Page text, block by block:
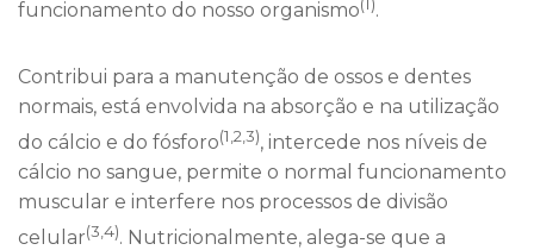
funcionamento do nosso organismo .
Contribui para a manutenção de ossos e dentes
normais, está envolvida na absorção e na utilização
do cálcio e do fósforo(1,2,3), intercede nos níveis de
cálcio no sangue, permite o normal funcionamento
muscular e interfere nos processos de divisão
celular(3,4). Nutricionalmente, alega-se que a